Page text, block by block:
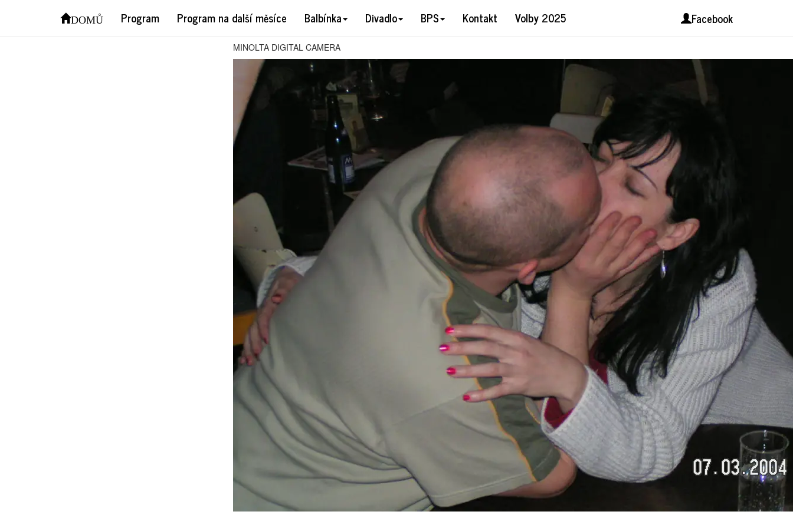
DOMŮ Program Program na další měsíce Balbínka Divadlo BPS Kontakt Volby 2025 Facebook
MINOLTA DIGITAL CAMERA
MINOLTA DIGITAL CAMERA